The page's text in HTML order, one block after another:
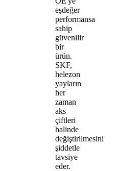
eşdeğer
performansa
sahip
güvenilir
bir
ürün.
SKF,
helezon
yayların
her
zaman
aks
çiftleri
halinde
değiştirilmesini
şiddetle
tavsiye
eder.